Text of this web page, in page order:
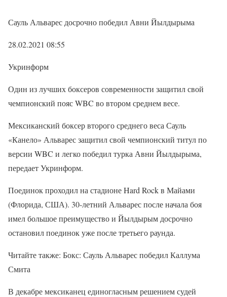
Сауль Альварес досрочно победил Авни Йылдырыма
28.02.2021 08:55
Укринформ
Один из лучших боксеров современности защитил свой
чемпионский пояс WBC во втором среднем весе.
Мексиканский боксер второго среднего веса Сауль
«Канело» Альварес защитил свой чемпионский титул по
версии WBC и легко победил турка Авни Йылдырыма,
передает Укринформ.
Поединок проходил на стадионе Hard Rock в Майами
(Флорида, США). 30-летний Альварес после начала боя
имел большое преимущество и Йылдырым досрочно
остановил поединок уже после третьего раунда.
Читайте также: Бокс: Сауль Альварес победил Каллума
Смита
В декабре мексиканец единогласным решением судей